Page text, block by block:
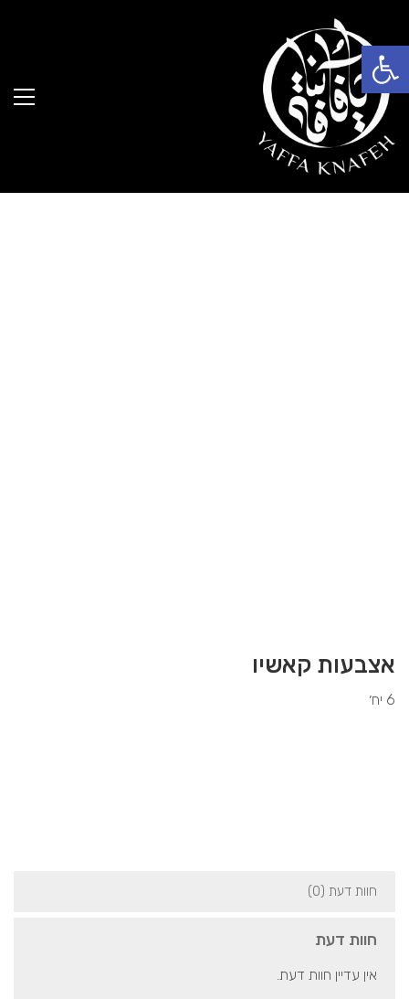
פתח סרגל נגישות
אצבעות קאשיו
6 יח׳
חוות דעת (0)
חוות דעת
אין עדיין חוות דעת.